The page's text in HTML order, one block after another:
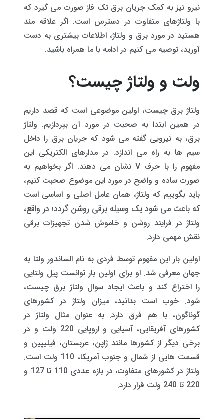
نیرو نیز به کمک جریان برق تک فاز صورت می گیرد که
با ولتاژهای متفاوت در دسترس است. اگر علاقه مند
هستید در مورد برق و ولتاژ، اطلاعات بیشتری به دست
آورید، توصیه می کنیم در ادامه با ما همراه باشید.
ولت و ولتاژ چیست؟
ولتاژ برق چیست، اولین موضوعی است که قصد داریم
در همین ابتدا به صحبت در مورد آن بپردازیم. ولتاژ
برق، به نیرویی گفته می شود که جریان برق را داخل
سیم ها به راه می اندازد. در مدارهای الکتریکی این
مفهوم را با حرف V نشان می دهند. اگر بخواهیم به
صورت ساده و واضح در مورد این موضوع صحبت کنیم،
باید بگوییم که ولتاژ، همان عامل اصلی و اساسی است
که باعث می شود یک وسیله برقی روشن گردد؛ در واقع،
ولتاژ در فرایند روشن و خاموش شدن تجهیزات برقی
نقش مهمی دارد.
اولین بار این مفهوم توسط فردی به نام الساندور ولتا به
جهان معرفی شد. او برای اولین بار توانست پیل ولتایی
را اختراع کند و باعث ایجاد سوال ولتاژ برق چیست،
شود. خوب است بدانید، میزان ولتاژ در کشورهای
گوناگون، با هم فرق دارد. به عنوان مثال ولتاژ در
کشورهای آفریقایی، آسیایی و اروپایی 220 ولت و در
برخی دیگر از کشورها مانند ژاپن، عربستان، فیلیپین و
قسمت هایی از شمال و جنوب آمریکا، 110 ولت است.
ولتاژ در کشورهای متفاوت، در بازه عددی 110 تا 127 و
220 تا 240 ولت قرار دارد.